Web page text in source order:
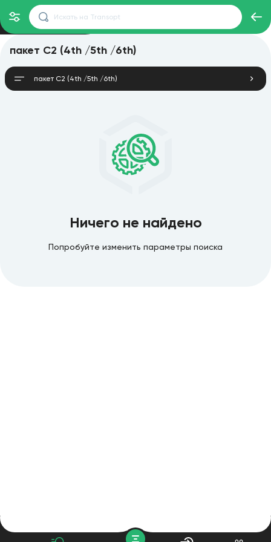
пакет C2 (4th /5th /6th)
пакет C2 (4th /5th /6th)
Ничего не найдено
Попробуйте изменить параметры поиска